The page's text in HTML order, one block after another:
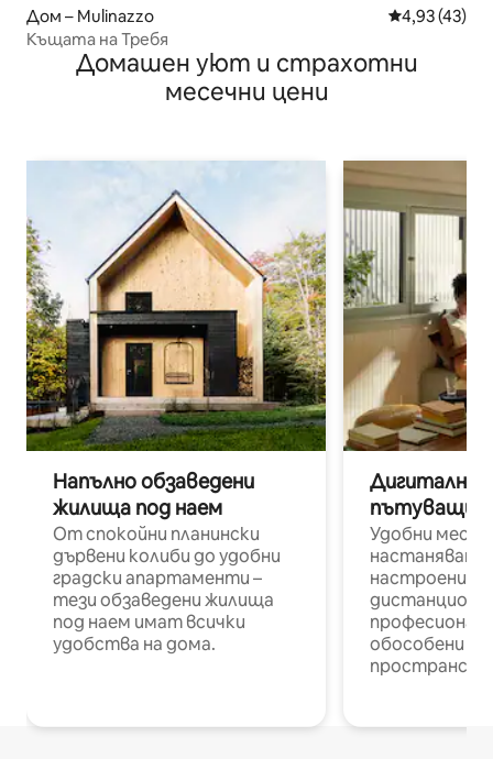
Дом – Mulinazzo Средна
4,93 (43)
Къщата на Требя
Домашен уют и страхотни
месечни цени
Напълно обзаведени
жилища под наем
От спокойни планински
дървени колиби до удобни
градски апартаменти –
тези обзаведени жилища
под наем имат всички
удобства на дома.
Дигитални
пътуващи
Удобни
настаняване
настроени и
обособени